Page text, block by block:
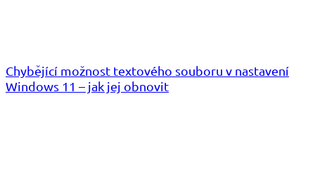
Chybějící možnost textového souboru v nastavení
Windows 11 – jak jej obnovit